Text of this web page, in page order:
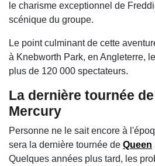
le charisme exceptionnel de
scénique du groupe.
Le point culminant de cette
à Knebworth Park, en Angleterre,
plus de 120 000 spectateurs.
La dernière tournée
Mercury
Personne ne le sait encore à
sera la dernière tournée de Queen
Quelques années plus tard, les